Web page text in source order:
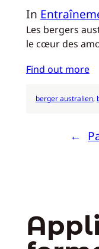
In
Les bergers
le cœur des
Find out more
berger australien,
←